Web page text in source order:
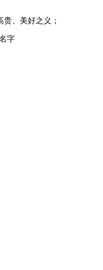
、美好之义；